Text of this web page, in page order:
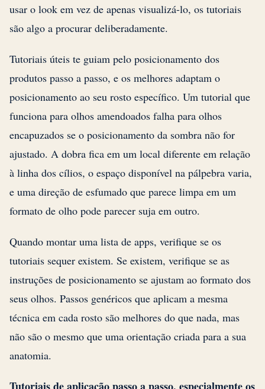
usar o look em vez de apenas visualizá-lo, os tutoriais
são algo a procurar deliberadamente.
Tutoriais úteis te guiam pelo posicionamento dos
produtos passo a passo, e os melhores adaptam o
posicionamento ao seu rosto específico. Um tutorial que
funciona para olhos amendoados falha para olhos
encapuzados se o posicionamento da sombra não for
ajustado. A dobra fica em um local diferente em relação
à linha dos cílios, o espaço disponível na pálpebra varia,
e uma direção de esfumado que parece limpa em um
formato de olho pode parecer suja em outro.
Quando montar uma lista de apps, verifique se os
tutoriais sequer existem. Se existem, verifique se as
instruções de posicionamento se ajustam ao formato dos
seus olhos. Passos genéricos que aplicam a mesma
técnica em cada rosto são melhores do que nada, mas
não são o mesmo que uma orientação criada para a sua
anatomia.